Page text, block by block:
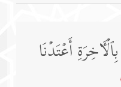
أَعۡتَدۡنَا